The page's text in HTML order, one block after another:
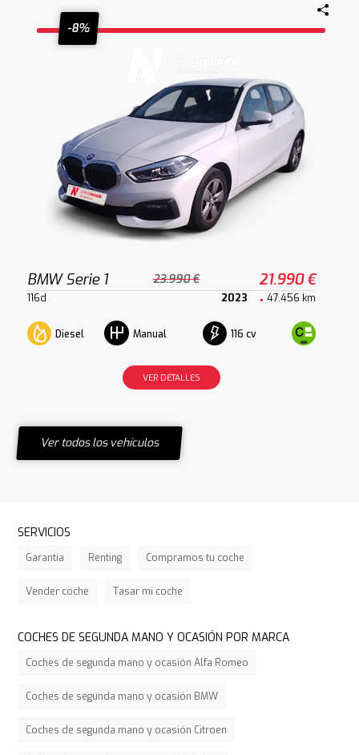
-8%
BMW Serie 1 23.990 € 21.990 €
116d 2023 47.456 km
Diesel Manual 116 cv
VER DETALLES
Ver todos los vehículos
SERVICIOS
Garantía Renting Compramos tu coche
Vender coche Tasar mi coche
COCHES DE SEGUNDA MANO Y OCASIÓN POR MARCA
Coches de segunda mano y ocasión Alfa Romeo
Coches de segunda mano y ocasión BMW
Coches de segunda mano y ocasión Citroen